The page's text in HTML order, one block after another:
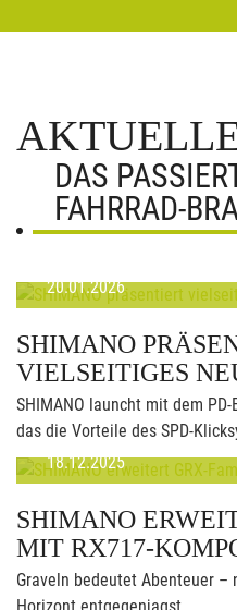
DAS
FAHRRAD-
20.01.2026
SHIMANO
VIELSEITIGES
SHIMANO launcht mit dem
das die Vorteile des SPD-
18.12.2025
SHIMANO
MIT RX717-
Graveln bedeutet Abenteuer –